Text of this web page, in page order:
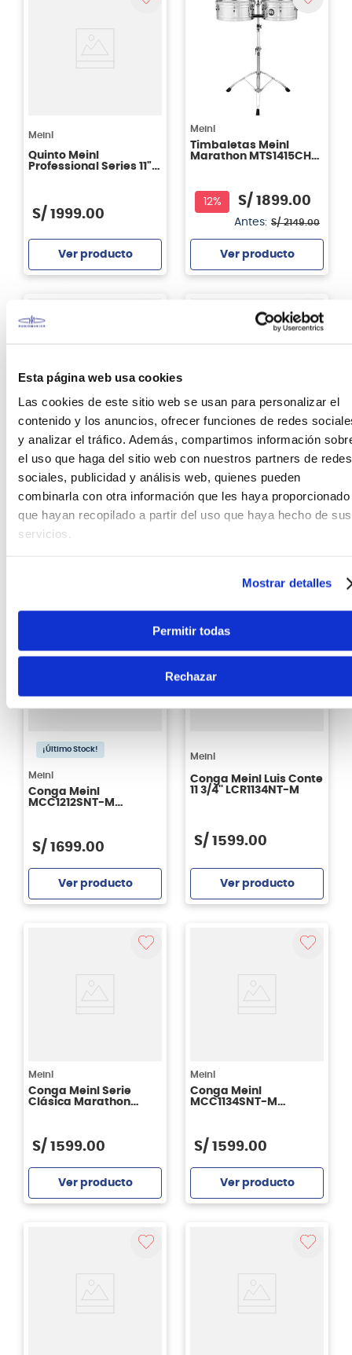
Esta página web usa cookies
Las cookies de este sitio web se usan para personalizar el
contenido y los anuncios, ofrecer funciones de redes
y analizar el tráfico. Además, compartimos información
el uso que haga del sitio web con nuestros partners de redes
sociales, publicidad y análisis web, quienes pueden
combinarla con otra información que les haya proporcionado
que hayan recopilado a partir del uso que haya hecho de sus
servicios.
Mostrar detalles
Permitir todas
Rechazar
Meinl
Quinto Meinl
Professional Series 11"
S/ 1999.00
Ver producto
Meinl
Timbaletas Meinl
Marathon MTS1415CH
12% S/ 1899.00
Antes: S/ 2149.00
Ver producto
Meinl
Tumbadora Meinl Luis
Conte 12 1/2''
LCR1212NT-M
S/ 1699.00
Meinl
Conga Meinl Serie
Clásica Marathon 12.5″
- Natural
S/ 1699 00
¡Último Stock!
Meinl
Conga Meinl
MCC1212SNT-M
S/ 1699.00
Ver producto
Meinl
Conga Meinl Luis Conte
11 3/4'' LCR1134NT-M
S/ 1599.00
Ver producto
Meinl
Conga Meinl Serie
Clásica Marathon
S/ 1599.00
Ver producto
Meinl
Conga Meinl
MCC1134SNT-M
S/ 1599.00
Ver producto